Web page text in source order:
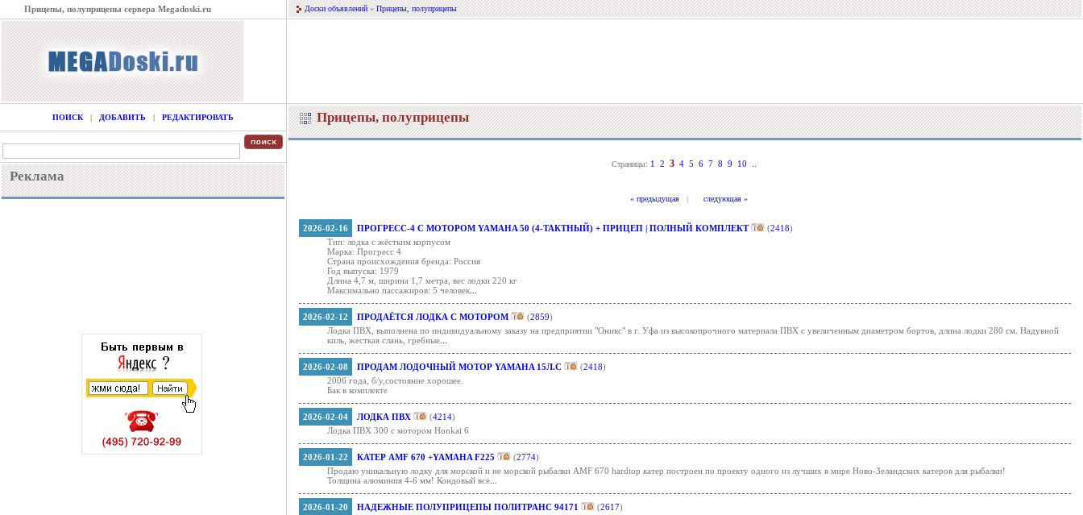
Прицепы, полуприцепы сервера Megadoski.ru Доски объявлений»Прицепы, полуприцепы
ПОИСК | ДОБАВИТЬ | РЕДАКТИРОВАТЬ
Реклама
Прицепы, полуприцепы
Страницы: 1 2 3 4 5 6 7 8 9 10
« предыдущая | следующая »
2026-02-16 ПРОГРЕСС-4 С МОТОРОМ YAMAHA 50 (4-ТАКТНЫЙ) + ПРИЦЕП | ПОЛНЫЙ КОМПЛЕКТ (2418)
Тип: лодка с жёстким корпусом
Марка: Прогресс 4
Страна происхождения бренда: Россия
Год выпуска: 1979
Длина 4,7 м, ширина 1,7 метра, вес лодки 220 кг
Максимально пассажиров: 5 человек
2026-02-12 ПРОДАЁТСЯ ЛОДКА С МОТОРОМ (2859)
Лодка ПВХ, выполнена по индивидуальному заказу на предприятии "Оникс" в г. Уфа из высокопрочного материала ПВХ с увеличенным диаметром бортов, длина лодки 280 см. Надувной
киль, жесткая слань, гребные
2026-02-08 ПРОДАМ ЛОДОЧНЫЙ МОТОР YAMAHA 15Л.С (2418)
2006 года, б/у,состояние хорошее.
Бак в комплекте
2026-02-04 ЛОДКА ПВХ (4214)
Лодка ПВХ 300 с мотором Honkai 6
2026-01-22 КАТЕР AMF 670 +YAMAHA F225 (2774)
Продаю уникальную лодку для морской и не морской рыбалки AMF 670 hardtop катер построен по проекту одного из лучших в мире Ново-Зеландских катеров для рыбалки!
Толщина алюминия 4-6 мм! Кондовый все
2026-01-20 НАДЕЖНЫЕ ПОЛУПРИЦЕПЫ ПОЛИТРАНС 94171 (2617)